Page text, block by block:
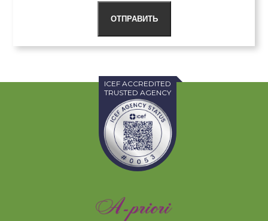
ОТПРАВИТЬ
ICEF ACCREDITED
TRUSTED AGENCY